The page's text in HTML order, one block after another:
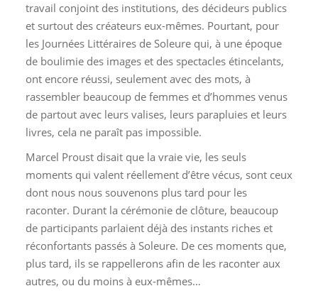
travail conjoint des institutions, des décideurs publics
et surtout des créateurs eux-mêmes. Pourtant, pour
les Journées Littéraires de Soleure qui, à une époque
de boulimie des images et des spectacles étincelants,
ont encore réussi, seulement avec des mots, à
rassembler beaucoup de femmes et d’hommes venus
de partout avec leurs valises, leurs parapluies et leurs
livres, cela ne paraît pas impossible.
Marcel Proust disait que la vraie vie, les seuls
moments qui valent réellement d’être vécus, sont ceux
dont nous nous souvenons plus tard pour les
raconter. Durant la cérémonie de clôture, beaucoup
de participants parlaient déjà des instants riches et
réconfortants passés à Soleure. De ces moments que,
plus tard, ils se rappellerons afin de les raconter aux
autres, ou du moins à eux-mêmes…